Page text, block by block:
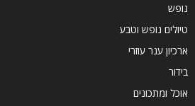
נופש
טיולים נופש וטבע
ארכיון ענר עוזרי
בידור
אוכל ומתכונים